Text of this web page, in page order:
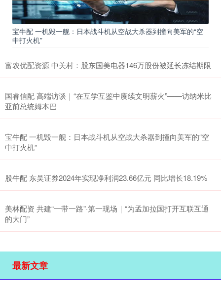
宝牛配 一机毁一舰：日本战斗机从空战大杀器到撞向美军的“空
中打火机”
富农优配资源 中关村：股东国美电器146万股份被延长冻结期限
国睿信配 高端访谈｜“在互学互鉴中赓续文明薪火”——访纳米比
亚前总统姆本巴
宝牛配 一机毁一舰：日本战斗机从空战大杀器到撞向美军的“空
中打火机”
股牛配 东吴证券2024年实现净利润23.66亿元 同比增长18.19%
美林配资 共建“一带一路”·第一现场｜“为孟加拉国打开互联互通
的大门”
最新文章